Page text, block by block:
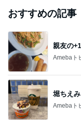
おすすめの記事
親友の
Amebaト
堀ちえ
Amebaト